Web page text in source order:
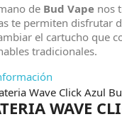
de Bud Vape nos
te permiten disfrutar
el cartucho que
tradicionales.
WAVE